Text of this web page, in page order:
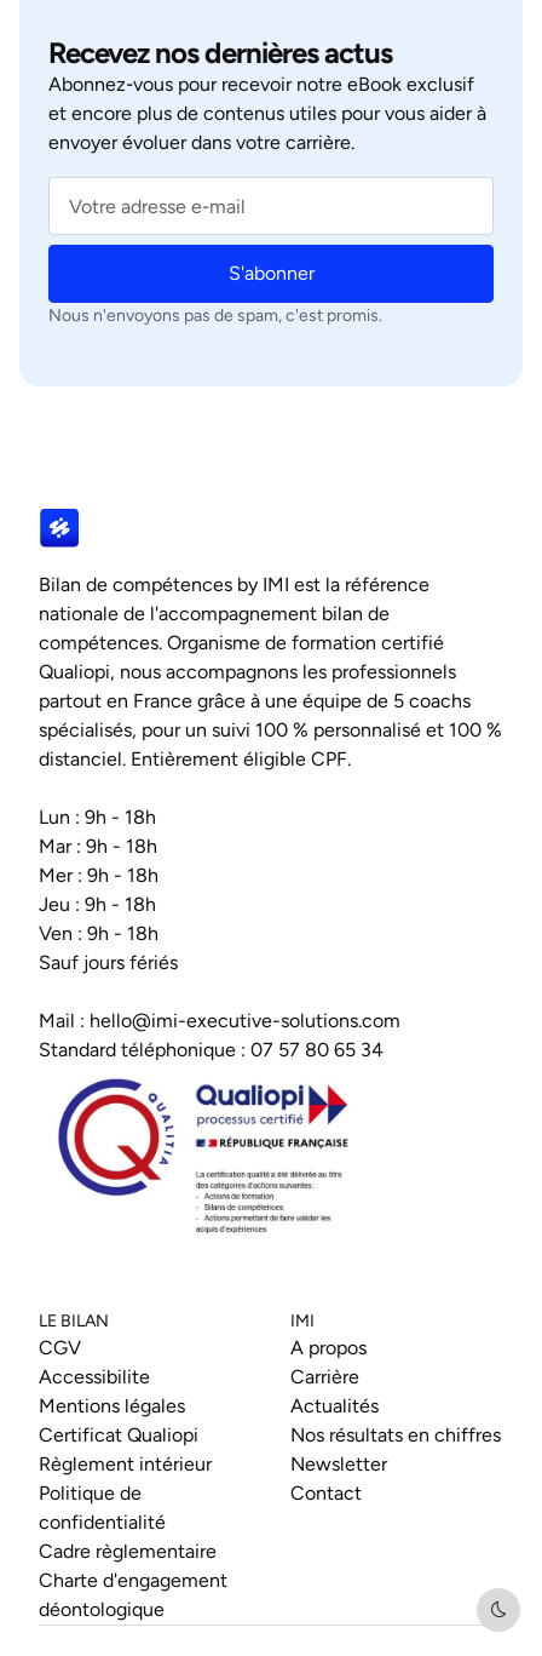
Recevez nos dernières actus
Abonnez‑vous pour recevoir notre eBook exclusif
et encore plus de contenus utiles pour vous aider à
envoyer évoluer dans votre carrière.
S'abonner
Nous n'envoyons pas de spam, c'est promis.
Bilan de compétences by IMI est la référence
nationale de l'accompagnement bilan de
compétences. Organisme de formation certifié
Qualiopi, nous accompagnons les professionnels
partout en France grâce à une équipe de 5 coachs
spécialisés, pour un suivi 100 % personnalisé et 100 %
distanciel. Entièrement éligible CPF.
Lun : 9h - 18h
Mar : 9h - 18h
Mer : 9h - 18h
Jeu : 9h - 18h
Ven : 9h - 18h
Sauf jours fériés
Mail : hello@imi-executive-solutions.com
Standard téléphonique : 07 57 80 65 34
LE BILAN
CGV
Accessibilite
Mentions légales
Certificat Qualiopi
Règlement intérieur
Politique de
confidentialité
Cadre règlementaire
Charte d'engagement
déontologique
IMI
A propos
Carrière
Actualités
Nos résultats en chiffres
Newsletter
Contact
Dark